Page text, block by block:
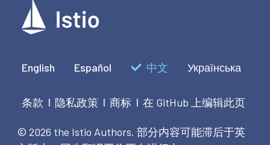
English Español 中文 Українська
条款 | 隐私政策 | 商标 | 在 GitHub 上编辑此页
© 2026 the Istio Authors. 部分内容可能滞后于英